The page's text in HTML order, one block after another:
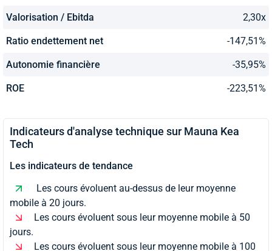
Valorisation / Ebitda 2,30x
Ratio endettement net -147,51%
Autonomie financière -35,95%
ROE -223,51%
Indicateurs d'analyse technique sur Mauna Kea
Tech
Les indicateurs de tendance
Les cours évoluent au-dessus de leur moyenne
mobile à 20 jours.
Les cours évoluent sous leur moyenne mobile à 50
jours.
Les cours évoluent sous leur moyenne mobile à 100